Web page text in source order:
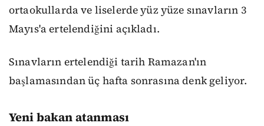
ortaokullarda ve liselerde yüz yüze sınavların 3
Mayıs'a ertelendiğini açıkladı.
Sınavların ertelendiği tarih Ramazan'ın
başlamasından üç hafta sonrasına denk geliyor.
Yeni bakan atanması